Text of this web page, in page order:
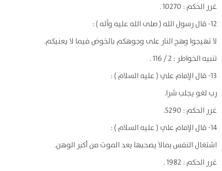
غرر الحكم : 10270 .
12- قال رسول الله ( صلى الله عليه وآله ) :
لا تهيجوا وهج النار على وجوهكم بالخوض فيما لا يعنيكم.
تنبيه الخواطر : 2 / 116 .
13- قال الإمام علي ( عليه السلام ) :
رب لغو يجلب شرا.
غرر الحكم : 5290.
14- قال الإمام علي ( عليه السلام ) :
اشتغال النفس بمالا يصحبها بعد الموت من أكبر الوهن.
غرر الحكم : 1982 .